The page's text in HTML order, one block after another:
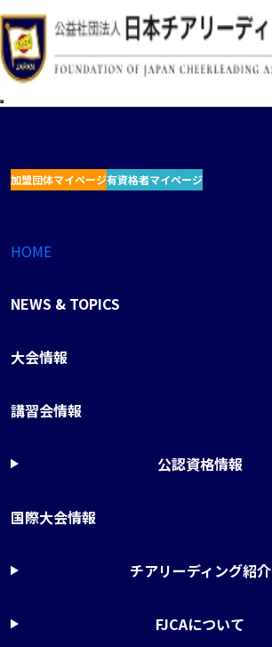
加盟団体マイページ有資格者マイページ
HOME
NEWS & TOPICS
大会情報
講習会情報
公認資格情報
国際大会情報
チアリーディング紹介
FJCAについて